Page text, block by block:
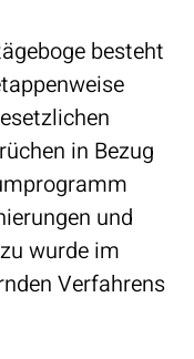
besteht
in Bezug
und
wurde im
Verfahrens